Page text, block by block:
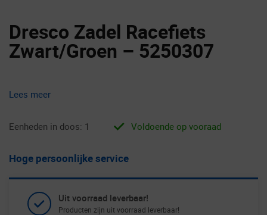
Dresco Zadel Racefiets
Zwart/Groen – 5250307
Lees meer
Eenheden in doos: 1 Voldoende op vooraad
Hoge persoonlijke service
Uit voorraad leverbaar!
Producten zijn uit voorraad leverbaar!